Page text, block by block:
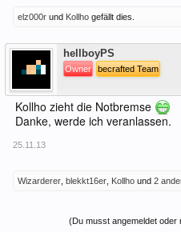
elz000r und Kollho gefällt dies.
hellboyPS
Owner becrafted Team
Kollho zieht die Notbremse
Danke, werde ich veranlassen.
25.11.13
Wizarderer blekkt16er Kollho und 2
(Du musst angemeldet oder